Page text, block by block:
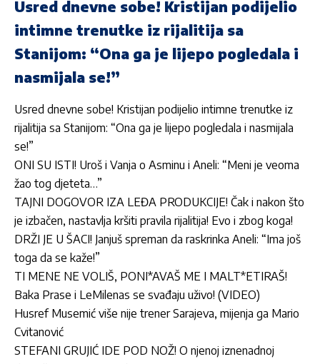
Usred dnevne sobe! Kristijan podijelio
intimne trenutke iz rijalitija sa
Stanijom: “Ona ga je lijepo pogledala i
nasmijala se!”
Usred dnevne sobe! Kristijan podijelio intimne trenutke iz
rijalitija sa Stanijom: “Ona ga je lijepo pogledala i nasmijala
se!”
ONI SU ISTI! Uroš i Vanja o Asminu i Aneli: “Meni je veoma
žao tog djeteta…”
TAJNI DOGOVOR IZA LEĐA PRODUKCIJE! Čak i nakon što
je izbačen, nastavlja kršiti pravila rijalitija! Evo i zbog koga!
DRŽI JE U ŠACI! Janjuš spreman da raskrinka Aneli: “Ima još
toga da se kaže!”
TI MENE NE VOLIŠ, PONI*AVAŠ ME I MALT*ETIRAŠ!
Baka Prase i LeMilenas se svađaju uživo! (VIDEO)
Husref Musemić više nije trener Sarajeva, mijenja ga Mario
Cvitanović
STEFANI GRUJIĆ IDE POD NOŽ! O njenoj iznenadnoj